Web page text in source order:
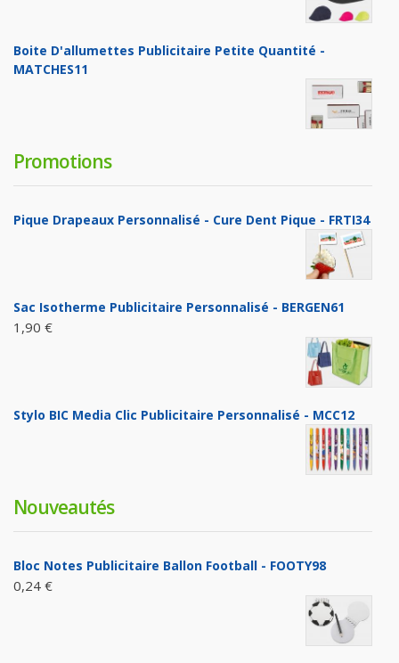
Boite D'allumettes Publicitaire Petite Quantité -
MATCHES11
Promotions
Pique Drapeaux Personnalisé - Cure Dent Pique - FRTI34
Sac Isotherme Publicitaire Personnalisé - BERGEN61
1,90 €
Stylo BIC Media Clic Publicitaire Personnalisé - MCC12
Nouveautés
Bloc Notes Publicitaire Ballon Football - FOOTY98
0,24 €